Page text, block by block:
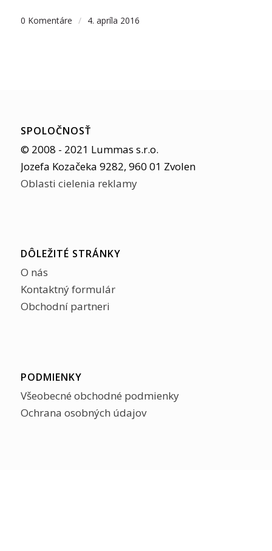
0 Komentáre / 4. apríla 2016
SPOLOČNOSŤ
© 2008 - 2021 Lummas s.r.o.
Jozefa Kozačeka 9282, 960 01 Zvolen
Oblasti cielenia reklamy
DÔLEŽITÉ STRÁNKY
O nás
Kontaktný formulár
Obchodní partneri
PODMIENKY
Všeobecné obchodné podmienky
Ochrana osobných údajov